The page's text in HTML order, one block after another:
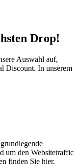
Drop!
Auswahl auf,
Discount. In unserem
um den Websitetraffic
finden Sie hier.